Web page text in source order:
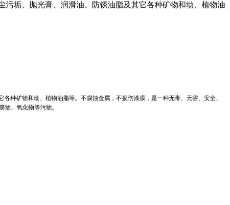
垢、抛光膏、润滑油、防锈油脂及其它各种矿物和动、植物油
种矿物和动、植物油脂等。不腐蚀金属，不损伤漆膜，是一种无毒、无害、安全、
、氧化物等污物。